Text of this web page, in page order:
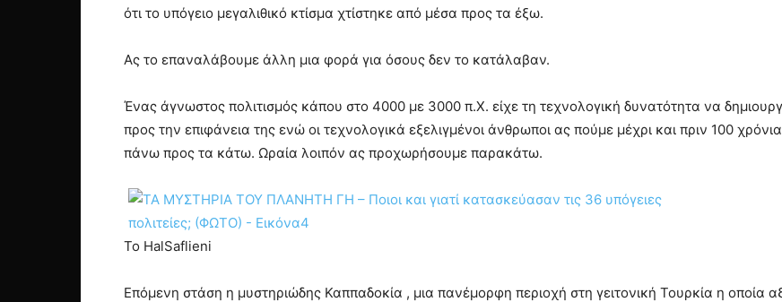
ότι το υπόγειο μεγαλιθικό κτίσμα χτίστηκε από μέσα προς τα έξω.
Ας το επαναλάβουμε άλλη μια φορά για όσους δεν το κατάλαβαν.
Ένας άγνωστος πολιτισμός κάπου στο 4000 με 3000 π.Χ. είχε τη τεχνολογική δυνατότητα να
προς την επιφάνεια της ενώ οι τεχνολογικά εξελιγμένοι άνθρωποι ας πούμε μέχρι και πριν 100
πάνω προς τα κάτω. Ωραία λοιπόν ας προχωρήσουμε παρακάτω.
To ΗalSaflieni
Επόμενη στάση η μυστηριώδης Καππαδοκία , μια πανέμορφη περιοχή στη γειτονική Τουρκία η οποία